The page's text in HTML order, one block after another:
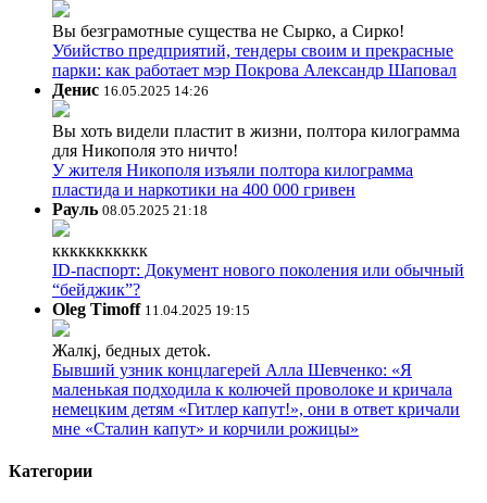
Вы безграмотные существа не Сырко, а Сирко!
Убийство предприятий, тендеры своим и прекрасные
парки: как работает мэр Покрова Александр Шаповал
Денис 16.05.2025 14:26
Вы хоть видели пластит в жизни, полтора килограмма
для Никополя это ничто!
У жителя Никополя изъяли полтора килограмма
пластида и наркотики на 400 000 гривен
Рауль 08.05.2025 21:18
ккккккккккк
ID-паспорт: Документ нового поколения или обычный
“бейджик”?
Oleg Timoff 11.04.2025 19:15
Жалкj, бедных детok.
Бывший узник концлагерей Алла Шевченко: «Я
маленькая подходила к колючей проволоке и кричала
немецким детям «Гитлер капут!», они в ответ кричали
мне «Сталин капут» и корчили рожицы»
Категории